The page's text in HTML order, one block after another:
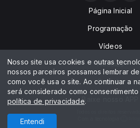
Página Inicial
Programação
Vídeos
Notícias
Contato
Baixe nosso APP
Nosso site usa cookies e outras
nossos parceiros possamos lembrar
como você usa o site. Ao continuar a
será considerado como consentimento
política de privacidade.
Entendi